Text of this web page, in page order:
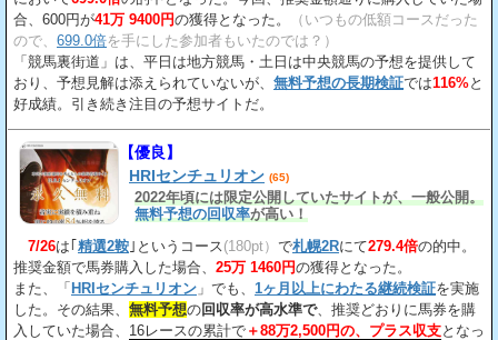
合、600円が41万 9400円の獲得となった。
（いつもの低額コースだった
ので、 699.0倍を手にした参加者もいたのでは？）
「競馬裏街道」は、平日は地方競馬・土日は中央競馬の予想を提供して
おり、予想見解は添えられていないが、 無料予想の長期検証では116%と
好成績。引き続き注目の予想サイトだ。
【優良】
HRIセンチュリオン (65)
2022年頃には限定公開していたサイトが、一般公開。
無料予想の回収率が高い！
7/26は｢ 精選2鞍 ｣というコース (180pt） で札幌2Rにて279.4倍の的中。
推奨金額で馬券購入した場合、 25万 1460円の獲得となった。
また、「 HRIセンチュリオン 」でも、 1ヶ月以上にわたる継続検証を実施
した。その結果、 無料予想の回収率が高水準で、推奨どおりに馬券を購
入していた場合、 16レースの累計で ＋88万2,500円の、プラス収支となっ